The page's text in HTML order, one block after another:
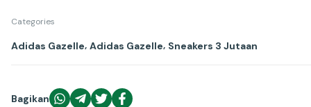
Categories
Adidas Gazelle Adidas Gazelle Sneakers 3 Jutaan
Bagikan